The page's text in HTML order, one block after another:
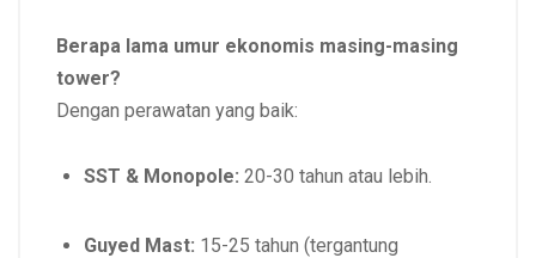
Berapa lama umur ekonomis masing-masing
tower?
Dengan perawatan yang baik:
SST & Monopole: 20-30 tahun atau lebih.
Guyed Mast: 15-25 tahun (tergantung